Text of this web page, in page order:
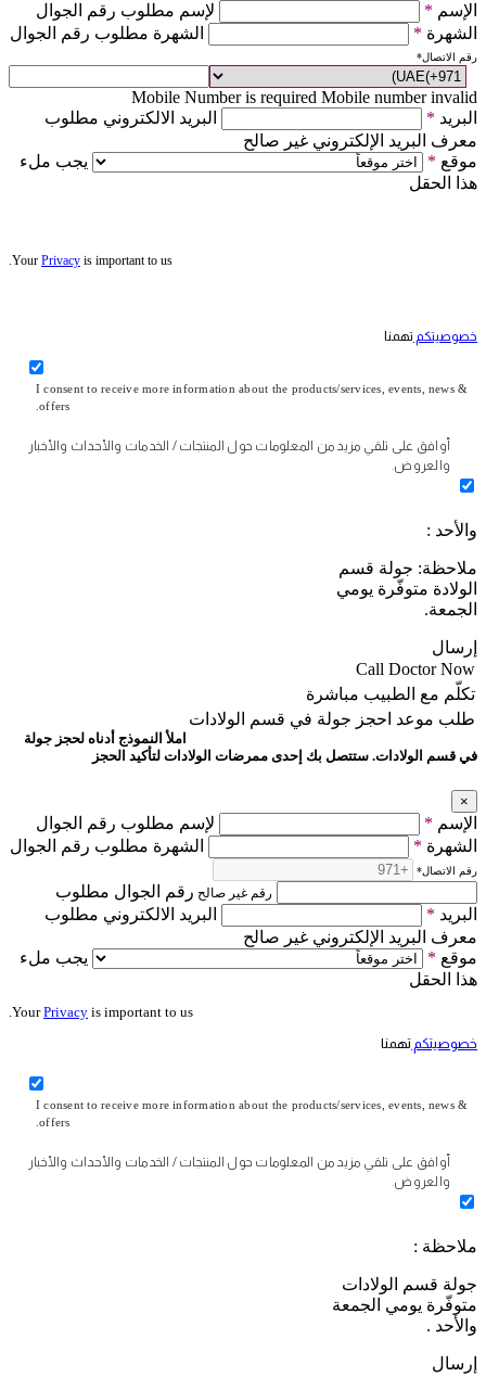
الإسم *
لإسم مطلوب رقم الجوال
الشهرة * الشهرة مطلوب رقم الجوال
رقم الاتصال*
Mobile Number is required Mobile number invalid
البريد *
البريد الالكتروني مطلوب
معرف البريد الإلكتروني غير صالح
موقع *
يجب ملء
هذا الحقل
Your Privacy is important to us.
خصوصيتكم تهمنا
I consent to receive more information about the products/services, events, news &
offers.
أوافق على تلقي مزيد من المعلومات حول المنتجات / الخدمات والأحداث والأخبار
والعروض.
والأحد :
ملاحظة: جولة قسم
الولادة متوفّرة يومي
الجمعة.
إرسال
Call Doctor Now
تكلّم مع الطبيب مباشرة
طلب موعد احجز جولة في قسم الولادات
املأ النموذج أدناه لحجز جولة
في قسم الولادات. ستتصل بك إحدى ممرضات الولادات لتأكيد الحجز
×
الإسم *
لإسم مطلوب رقم الجوال
الشهرة * الشهرة مطلوب رقم الجوال
رقم الاتصال*
رقم غير صالح رقم الجوال مطلوب
البريد *
البريد الالكتروني مطلوب
معرف البريد الإلكتروني غير صالح
موقع *
يجب ملء
هذا الحقل
YourPrivacy is important to us.
خصوصيتكم تهمنا
I consent to receive more information about the products/services, events, news &
offers.
أوافق على تلقي مزيد من المعلومات حول المنتجات / الخدمات والأحداث والأخبار
والعروض.
ملاحظة :
جولة قسم الولادات
متوفّرة يومي الجمعة
والأحد .
إرسال